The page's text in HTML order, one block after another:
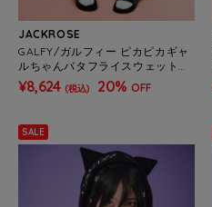
JACKROSE
GALFY/ガルフィー ピカピカギャ
ルちゃんバタフライスウェットパ
ンツ(WOMENS)
¥8,624 (税込) 20% OFF
SALE